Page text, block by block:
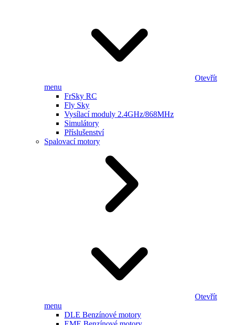
Otevřít
menu
FrSky RC
Fly Sky
Vysílací moduly 2.4GHz/868MHz
Simulátory
Příslušenství
Spalovací motory
Otevřít
menu
DLE Benzínové motory